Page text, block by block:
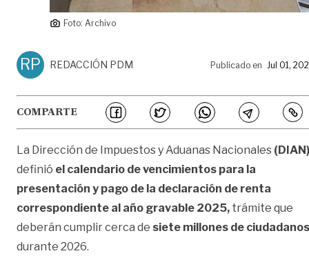
Foto: Archivo
RP REDACCIÓN PDM Publicado en Jul 01,
COMPARTE
La Dirección de Impuestos y Aduanas Nacionales
definió el calendario de vencimientos para la
presentación y pago de la declaración de renta
correspondiente al año gravable 2025, trámite que
deberán cumplir cerca de siete millones de ciudadanos
durante 2026.